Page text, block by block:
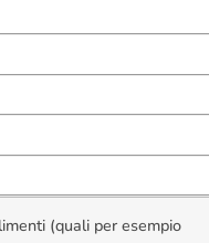
(quali per esempio